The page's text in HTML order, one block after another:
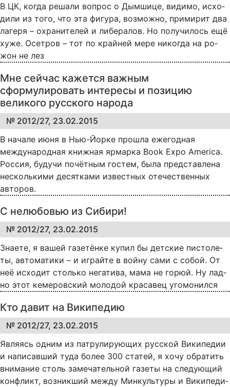
В ЦК, ког­да ре­ша­ли во­прос о Дым­ши­це, ви­ди­мо, ис­хо­
ди­ли из то­го, что эта фи­гу­ра, воз­мож­но, при­ми­рит два
ла­ге­ря – ох­ра­ни­те­лей и ли­бе­ра­лов. Но по­лу­чи­лось ещё
ху­же. Осе­т­ров – тот по край­ней ме­ре ни­ког­да на ро­
жон не лез
Мне сейчас кажется важным
сформулировать интересы и позицию
великого русского народа
№ 2012/27, 23.02.2015
В начале июня в Нью-Йорке прошла ежегодная
международная книжная ярмарка Book Expo America.
Россия, будучи почётным гостем, была представлена
несколькими десятками известных отечественных
авторов.
С нелюбовью из Сибири!
№ 2012/27, 23.02.2015
Зна­е­те, я ва­шей га­зе­тён­ке ку­пил бы дет­ские пи­с­то­ле­
ты, ав­то­ма­ти­ки – и иг­рай­те в вой­ну са­ми с со­бой. От
неё ис­хо­дит столь­ко не­га­ти­ва, ма­ма не го­рюй. Ну лад­
но этот ке­ме­ров­ский мо­ло­дой кра­са­вец уго­мо­нил­ся
Кто давит на Википедию
№ 2012/27, 23.02.2015
Яв­ля­ясь од­ним из па­т­ру­ли­ру­ю­щих рус­ской Ви­ки­пе­дии
и на­пи­сав­ший ту­да бо­лее 300 ста­тей, я хо­чу об­ра­тить
вни­ма­ние столь за­ме­ча­тель­ной га­зе­ты на сле­ду­ю­щий
кон­фликт, воз­ник­ший меж­ду Мин­куль­ту­ры и Ви­ки­пе­ди­